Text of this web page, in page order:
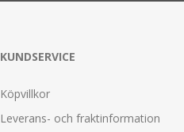
KUNDSERVICE
Köpvillkor
Leverans- och fraktinformation